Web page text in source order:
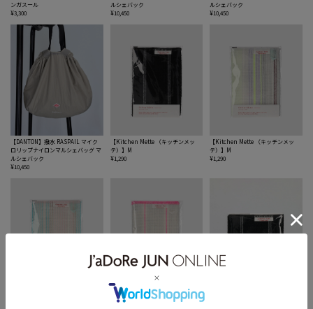
ンガスール
¥3,300
ルシェバック
¥10,450
ルシェバック
¥10,450
【DANTON】撥水 RASPAIL マイク
ロリップナイロンマルシェバッグ マ
ルシェバック
¥10,450
【Kitchen Mette （キッチンメッ
テ）】M
¥1,290
【Kitchen Mette （キッチンメッ
テ）】M
¥1,290
【Kitchen Mette （キッチンメッ
テ）】M